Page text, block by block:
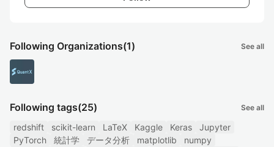
Following Organizations(1) See all
Following tags(25) See all
redshift scikit-learn LaTeX Kaggle Keras
Jupyter
PyTorch
統計学 データ分析 matplotlib
numpy